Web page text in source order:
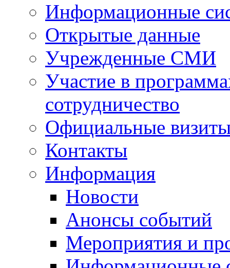
Информационные
Открытые данные
Учрежденные СМИ
Участие в
сотрудничество
Официальные
Контакты
Информация
Новости
Анонсы событий
Мероприятия и